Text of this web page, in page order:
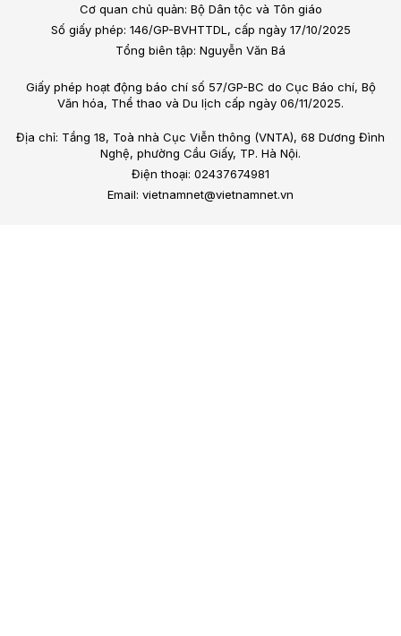
Cơ quan chủ quản: Bộ Dân tộc và Tôn giáo
Số giấy phép: 146/GP-BVHTTDL, cấp ngày 17/10/2025
Tổng biên tập: Nguyễn Văn Bá
Giấy phép hoạt động báo chí số 57/GP-BC do Cục Báo chí, Bộ
Văn hóa, Thể thao và Du lịch cấp ngày 06/11/2025.
Địa chỉ: Tầng 18, Toà nhà Cục Viễn thông (VNTA), 68 Dương Đình
Nghệ, phường Cầu Giấy, TP. Hà Nội.
Điện thoại: 02437674981
Email: vietnamnet@vietnamnet.vn